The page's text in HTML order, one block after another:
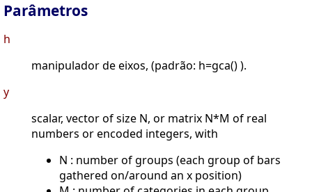
Parâmetros
h
manipulador de eixos, (padrão: h=gca() ).
y
scalar, vector of size N, or matrix N*M of real
numbers or encoded integers, with
N : number of groups (each group of bars
gathered on/around an x position)